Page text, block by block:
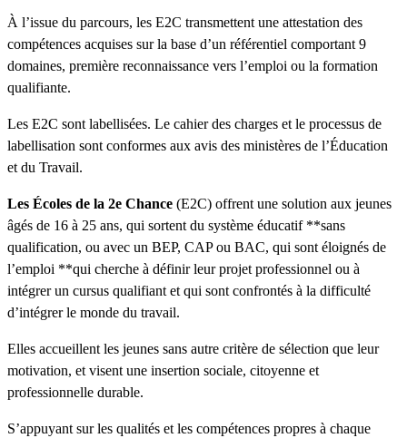
À l’issue du parcours, les E2C transmettent une attestation des
compétences acquises sur la base d’un référentiel comportant 9
domaines, première reconnaissance vers l’emploi ou la formation
qualifiante.
Les E2C sont labellisées. Le cahier des charges et le processus de
labellisation sont conformes aux avis des ministères de l’Éducation
et du Travail.
Les Écoles de la 2e Chance (E2C) offrent une solution aux jeunes
âgés de 16 à 25 ans, qui sortent du système éducatif **sans
qualification, ou avec un BEP, CAP ou BAC, qui sont éloignés de
l’emploi **qui cherche à définir leur projet professionnel ou à
intégrer un cursus qualifiant et qui sont confrontés à la difficulté
d’intégrer le monde du travail.
Elles accueillent les jeunes sans autre critère de sélection que leur
motivation, et visent une insertion sociale, citoyenne et
professionnelle durable.
S’appuyant sur les qualités et les compétences propres à chaque